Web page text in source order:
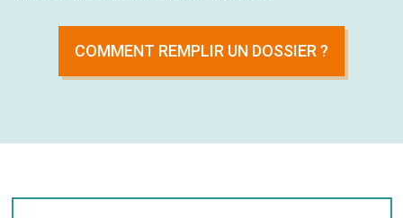
COMMENT REMPLIR UN DOSSIER ?